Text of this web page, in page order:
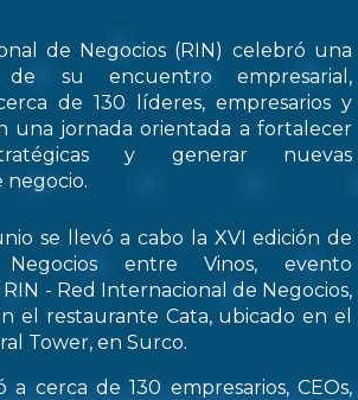
de Negocios (RIN) celebró una
su encuentro empresarial,
de 130 líderes, empresarios y
una jornada orientada a fortalecer
y generar nuevas
se llevó a cabo la XVI edición de
entre Vinos, evento
- Red Internacional de Negocios,
el restaurante Cata, ubicado en el
Tower, en Surco.
a cerca de 130 empresarios, CEOs,